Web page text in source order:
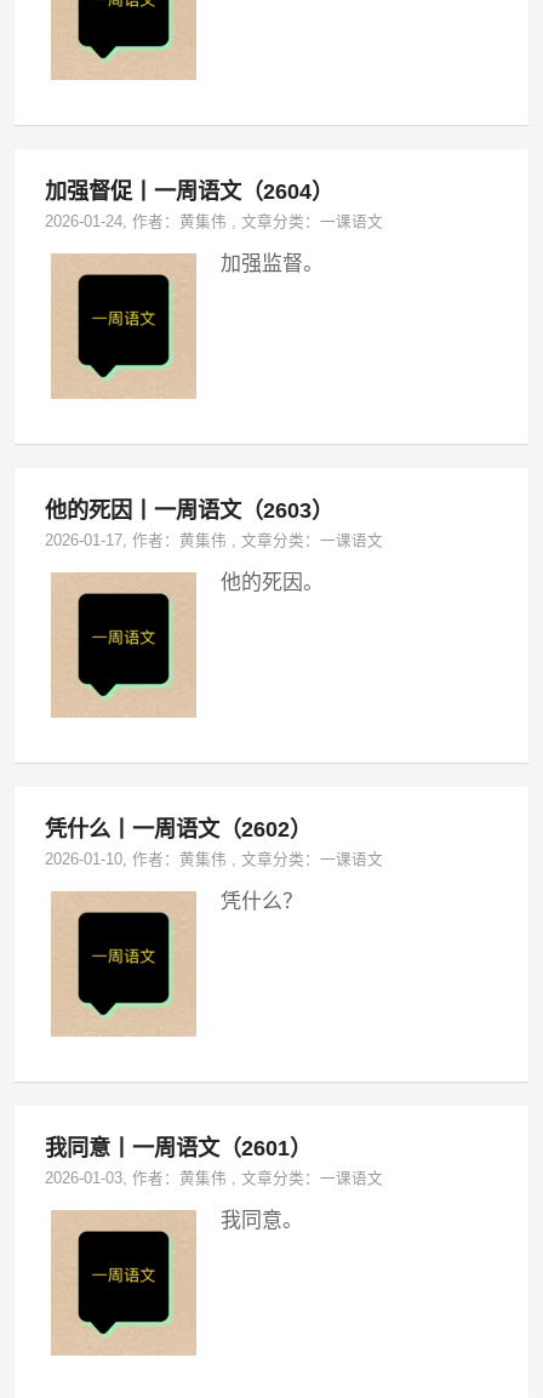
加强督促丨一周语文（2604）
2026-01-24, 作者：黄集伟 ,文章分类：一课语文
加强监督。
他的死因丨一周语文（2603）
2026-01-17, 作者：黄集伟 ,文章分类：一课语文
他的死因。
凭什么丨一周语文（2602）
2026-01-10, 作者：黄集伟 ,文章分类：一课语文
凭什么？
我同意丨一周语文（2601）
2026-01-03, 作者：黄集伟 ,文章分类：一课语文
我同意。